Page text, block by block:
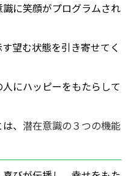
に笑顔がプログラムされ
望む状態を引き寄せてく
にハッピーをもたらして
、 潜在意識の３つの機能